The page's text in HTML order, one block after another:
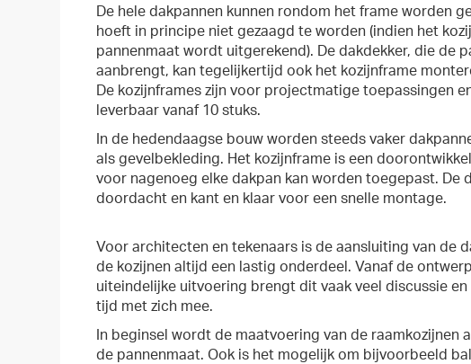
De hele dakpannen kunnen rondom het frame worden
hoeft in principe niet gezaagd te worden (indien het
pannenmaat wordt uitgerekend). De dakdekker, die de
aanbrengt, kan tegelijkertijd ook het kozijnframe
De kozijnframes zijn voor projectmatige toepassingen
leverbaar vanaf 10 stuks.
In de hedendaagse bouw worden steeds vaker
als gevelbekleding. Het kozijnframe is een
voor nagenoeg elke dakpan kan worden toegepast. De
doordacht en kant en klaar voor een snelle montage.
Voor architecten en tekenaars is de aansluiting van de
de kozijnen altijd een lastig onderdeel. Vanaf de
uiteindelijke uitvoering brengt dit vaak veel discussie
tijd met zich mee.
In beginsel wordt de maatvoering van de raamkozijnen
de pannenmaat. Ook is het mogelijk om bijvoorbeeld